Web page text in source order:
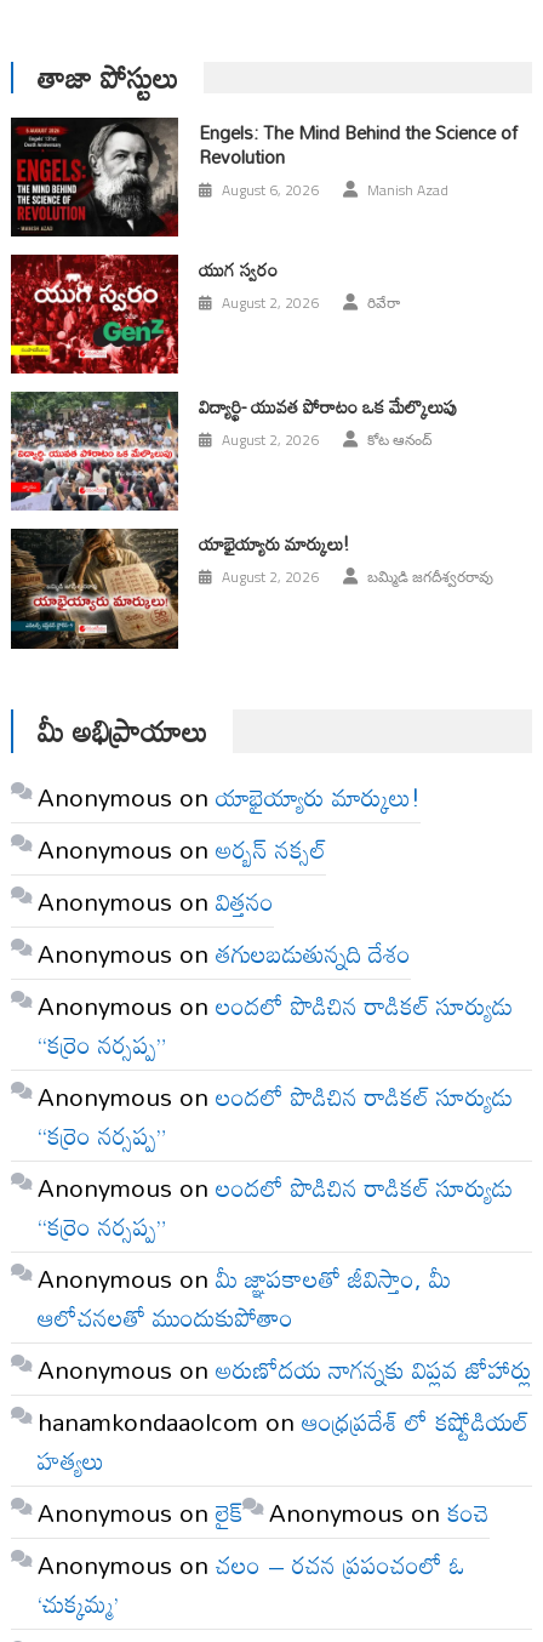
తాజా పోస్టులు
Engels: The Mind Behind the Science of
Revolution
August 6, 2026 Manish Azad
యుగ స్వ‌రం
August 2, 2026 రివేరా
విద్యార్థి- యువత పోరాటం ఒక మేల్కొలుపు
August 2, 2026 కోట ఆనంద్
యాభైయ్యారు మార్కులు!
August 2, 2026 బమ్మిడి జగదీశ్వరరావు
మీ అభిప్రాయాలు
Anonymous onయాభైయ్యారు మార్కులు!
Anonymous onఅర్బన్ నక్సల్
Anonymous onవిత్తనం
Anonymous onతగులబడుతున్నది దేశం
Anonymous onలందలో పొడిచిన రాడికల్ సూర్యుడు
“కర్రెం నర్సప్ప”
Anonymous onలందలో పొడిచిన రాడికల్ సూర్యుడు
“కర్రెం నర్సప్ప”
Anonymous onలందలో పొడిచిన రాడికల్ సూర్యుడు
“కర్రెం నర్సప్ప”
Anonymous onమీ జ్ఞాపకాలతో జీవిస్తాం, మీ
ఆలోచనలతో ముందుకుపోతాం
Anonymous onఅరుణోదయ నాగన్నకు విప్లవ జోహార్లు
hanamkondaaolcom onఆంధ్రప్రదేశ్ లో కష్టోడియల్
హత్యలు
Anonymous onలైక్ Anonymous onకంచె
Anonymous onచలం – రచన ప్రపంచంలో ఓ
‘చుక్కమ్మ’